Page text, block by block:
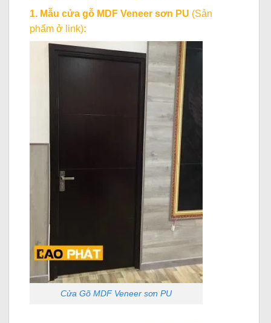
1. Mẫu cửa gỗ MDF Veneer sơn PU (Sản
phẩm ở link):
Cửa Gõ MDF Veneer sơn PU